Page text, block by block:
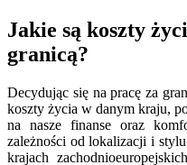
Jakie są koszty
granicą?
Decydując się na pracę za
koszty życia w danym kraju,
na nasze finanse oraz
zależności od lokalizacji i
krajach